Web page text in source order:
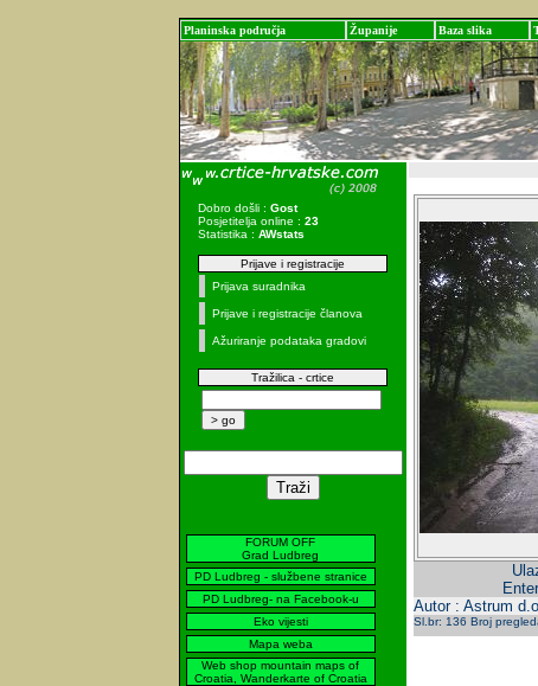
Planinska područja Županije Baza slika
Dobro došli : Gost
Posjetitelja online : 23
Statistika : AWstats
Prijave i registracije
Prijava suradnika
Prijave i registracije članova
Ažuriranje podataka gradovi
Tražilica - crtice
FORUM OFF
Grad Ludbreg
PD Ludbreg - službene stranice
PD Ludbreg- na Facebook-u
Eko vijesti
Mapa weba
Web shop mountain maps of
Croatia, Wanderkarte of Croatia
Autor : Astrum
Sl.br: 136 Broj